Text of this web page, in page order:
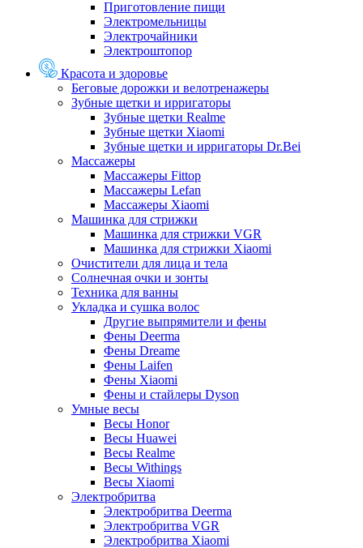
Приготовление пищи
Электромельницы
Электрочайники
Электроштопор
Красота и здоровье
Беговые дорожки и велотренажеры
Зубные щетки и ирригаторы
Зубные щетки Realme
Зубные щетки Xiaomi
Зубные щетки и ирригаторы Dr.Bei
Массажеры
Массажеры Fittop
Массажеры Lefan
Массажеры Xiaomi
Машинка для стрижки
Машинка для стрижки VGR
Машинка для стрижки Xiaomi
Очистители для лица и тела
Солнечная очки и зонты
Техника для ванны
Укладка и сушка волос
Другие выпрямители и фены
Фены Deerma
Фены Dreame
Фены Laifen
Фены Xiaomi
Фены и стайлеры Dyson
Умные весы
Весы Honor
Весы Huawei
Весы Realme
Весы Withings
Весы Xiaomi
Электробритва
Электробритва Deerma
Электробритва VGR
Электробритва Xiaomi